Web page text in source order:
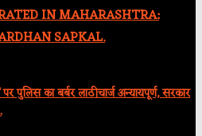
पर पुलिस का बर्बर लाठीचार्ज अन्यायपूर्ण, सरकार